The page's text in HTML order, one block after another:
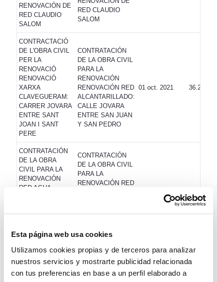
Esta página web usa cookies
Utilizamos cookies propias y de terceros para analizar
nuestros servicios y mostrarte publicidad relacionada
con tus preferencias en base a un perfil elaborado a
RENOVACIÓN DE
RED CLAUDIO
SALOM
RED CLAUDIO
SALOM
CONTRACTACIÓ
DE L'OBRA CIVIL
PER LA
RENOVACIÓ
RENOVACIÓ
XARXA
CLAVEGUERAM:
CARRER JOVARA
ENTRE SANT
JOAN I SANT
PERE
CONTRATACIÓN
DE LA OBRA CIVIL
PARA LA
RENOVACIÓN
RENOVACIÓN RED
ALCANTARILLADO:
CALLE JOVARA
ENTRE SAN JUAN
Y SAN PEDRO
01 oct. 2021
CONTRATACIÓN
DE LA OBRA
CIVIL PARA LA
RENOVACIÓN
RED AGUA
SAN JUAN Y SAN
MONTURIOL
AMADEU Y
RAMON Y CAJAL
ENTRE RIERA
CONTRATACIÓN
DE LA OBRA CIVIL
PARA LA
RENOVACIÓN RED
ENTRE ALMAS Y
AMADEU Y
ENTRE RIERA
CAPASPRE Y